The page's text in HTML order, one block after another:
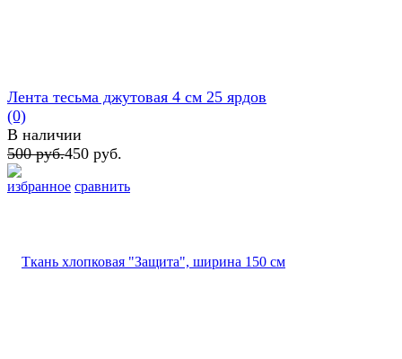
избранное сравнить
Лента тесьма джутовая 4 см 25 ярдов
(0)
В наличии
500 руб.450 руб.